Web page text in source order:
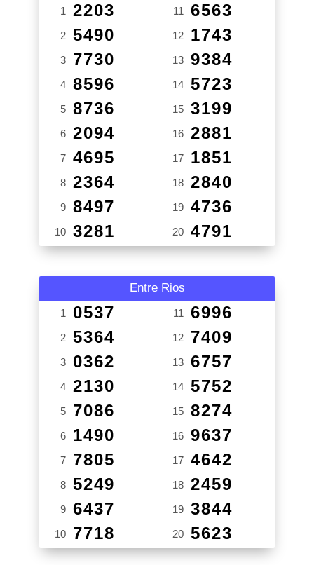
1 2203
2 5490
3 7730
4 8596
5 8736
6 2094
7 4695
8 2364
9 8497
10 3281
11 6563
12 1743
13 9384
14 5723
15 3199
16 2881
17 1851
18 2840
19 4736
20 4791
Entre Rios
1 0537
2 5364
3 0362
4 2130
5 7086
6 1490
7 7805
8 5249
9 6437
10 7718
11 6996
12 7409
13 6757
14 5752
15 8274
16 9637
17 4642
18 2459
19 3844
20 5623